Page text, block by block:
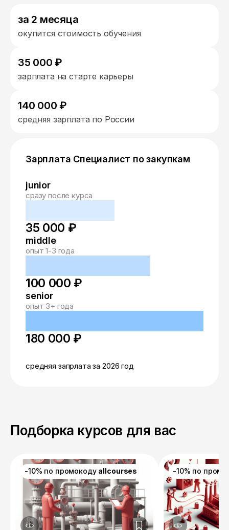
за 2 месяца
окупится стоимость обучения
35 000 ₽
зарплата на старте карьеры
140 000 ₽
средняя зарплата по России
Зарплата Специалист по закупкам
junior
сразу после курса
35 000 ₽
middle
опыт 1-3 года
100 000 ₽
senior
опыт 3+ года
180 000 ₽
средняя запрлата за 2026 год
Подборка курсов для вас
-10% по промокоду allcourses -10% по